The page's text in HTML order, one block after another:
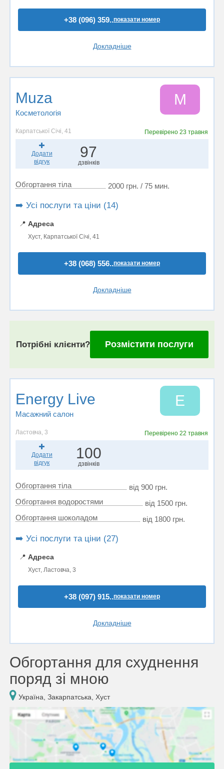
+38 (096) 359..показати номер
Докладніше
Muza
Косметологія
M
Карпатської Січі, 41 Перевірено23 травня
Додати
відгук
97
дзвінків
Обгортання тіла 2000 грн. / 75 мин.
➡️ Усі послуги та ціни (14)
📍 Адреса
Хуст, Карпатської Січі, 41
+38 (068) 556..показати номер
Докладніше
Потрібні клієнти? Розмістити послуги
Energy Live
Масажний салон
E
Ластовча, 3 Перевірено22 травня
Додати
відгук
100
дзвінків
Обгортання тіла
від 900 грн.
Обгортання водоростями
від 1500 грн.
Обгортання шоколадом
від 1800 грн.
➡️ Усі послуги та ціни (27)
📍 Адреса
Хуст, Ластовча, 3
+38 (097) 915..показати номер
Докладніше
Обгортання для схуднення
поряд зі мною
Україна, Закарпатська, Хуст